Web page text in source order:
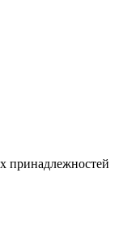
принадлежностей